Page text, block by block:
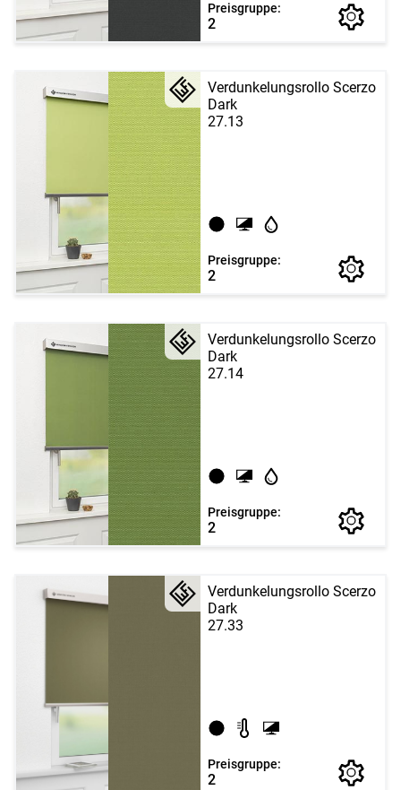
Preisgruppe:
2
Verdunkelungsrollo Scerzo
Dark
27.13
Preisgruppe:
2
Verdunkelungsrollo Scerzo
Dark
27.14
Preisgruppe:
2
Verdunkelungsrollo Scerzo
Dark
27.33
Preisgruppe:
2